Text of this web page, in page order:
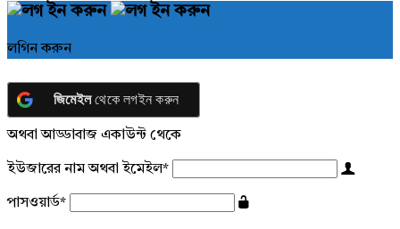
লগিন করুন
জিমেইলথেকে লগইন করুন
অথবা আড্ডাবাজ একাউন্ট থেকে
ইউজারের নাম অথবা ইমেইল*
পাসওয়ার্ড*